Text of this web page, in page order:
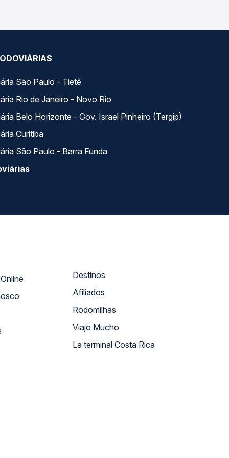
São Paulo - Tietê
Rio de Janeiro - Novo Rio
Belo Horizonte - Gov. Israel Pinheiro (Tergip)
Curitiba
São Paulo - Barra Funda
Atendimento Online
Destinos
Afiliados
Rodomilhas
Viajo Mucho
La terminal Costa Rica